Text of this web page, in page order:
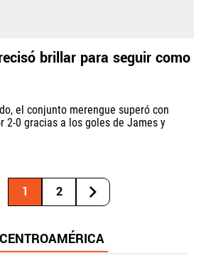
brillar para seguir como
el conjunto merengue superó con
2-0 gracias a los goles de James y
1 2